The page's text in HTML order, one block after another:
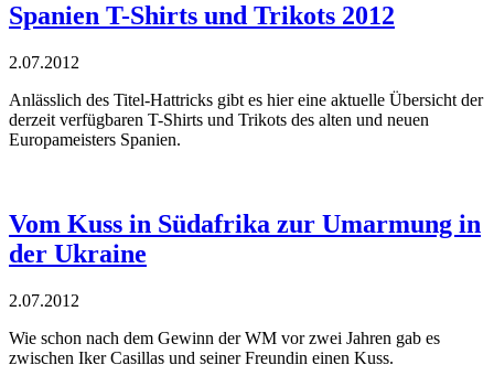
Spanien T-Shirts und Trikots 2012
2.07.2012
Anlässlich des Titel-Hattricks gibt es hier eine aktuelle Übersicht der
derzeit verfügbaren T-Shirts und Trikots des alten und neuen
Europameisters Spanien.
Vom Kuss in Südafrika zur Umarmung in
der Ukraine
2.07.2012
Wie schon nach dem Gewinn der WM vor zwei Jahren gab es
zwischen Iker Casillas und seiner Freundin einen Kuss.